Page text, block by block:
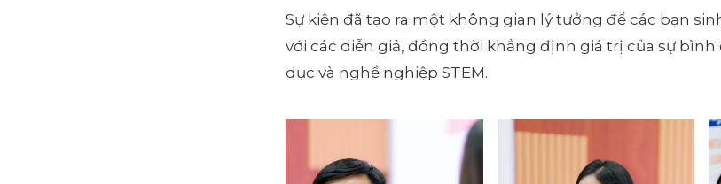
Sự kiện đã tạo ra một không gian lý tưởng để các bạn
với các diễn giả, đồng thời khẳng định giá trị của sự
dục và nghề nghiệp STEM.